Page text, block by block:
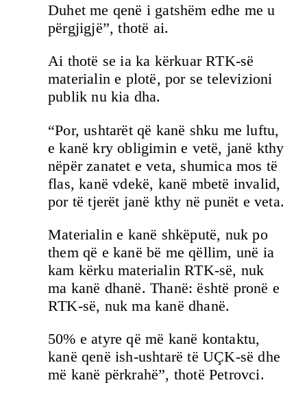
Duhet me qenë i gatshëm edhe me u
përgjigjë”, thotë ai.
Ai thotë se ia ka kërkuar RTK-së
materialin e plotë, por se televizioni
publik nu kia dha.
“Por, ushtarët që kanë shku me luftu,
e kanë kry obligimin e vetë, janë kthy
nëpër zanatet e veta, shumica mos të
flas, kanë vdekë, kanë mbetë invalid,
por të tjerët janë kthy në punët e veta.
Materialin e kanë shkëputë, nuk po
them që e kanë bë me qëllim, unë ia
kam kërku materialin RTK-së, nuk
ma kanë dhanë. Thanë: është pronë e
RTK-së, nuk ma kanë dhanë.
50% e atyre që më kanë kontaktu,
kanë qenë ish-ushtarë të UÇK-së dhe
më kanë përkrahë”, thotë Petrovci.